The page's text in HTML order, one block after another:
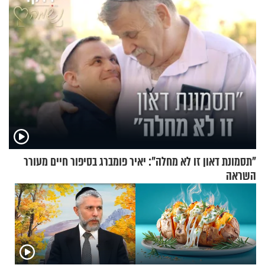
"תסמונת דאון זו לא מחלה": יאיר פומברג בסיפור חיים מעורר
השראה